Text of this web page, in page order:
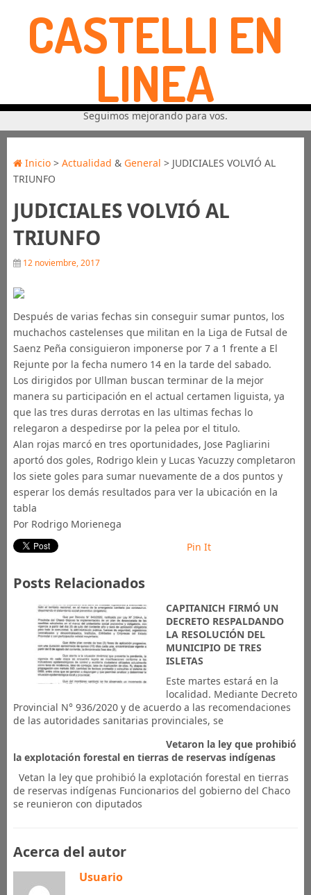
CASTELLI EN
LINEA
Seguimos mejorando para vos.
Inicio> Actualidad & General > JUDICIALES VOLVIÓ AL
TRIUNFO
JUDICIALES VOLVIÓ AL
TRIUNFO
12 noviembre, 2017
Después de varias fechas sin conseguir sumar puntos, los
muchachos castelenses que militan en la Liga de Futsal de
Saenz Peña consiguieron imponerse por 7 a 1 frente a El
Rejunte por la fecha numero 14 en la tarde del sabado.
Los dirigidos por Ullman buscan terminar de la mejor
manera su participación en el actual certamen liguista, ya
que las tres duras derrotas en las ultimas fechas lo
relegaron a despedirse por la pelea por el titulo.
Alan rojas marcó en tres oportunidades, Jose Pagliarini
aportó dos goles, Rodrigo klein y Lucas Yacuzzy completaron
los siete goles para sumar nuevamente de a dos puntos y
esperar los demás resultados para ver la ubicación en la
tabla
Por Rodrigo Morienega
Pin It
Posts Relacionados
CAPITANICH FIRMÓ UN
DECRETO RESPALDANDO
LA RESOLUCIÓN DEL
MUNICIPIO DE TRES
ISLETAS
Este martes estará en la
localidad. Mediante Decreto
Provincial N° 936/2020 y de acuerdo a las recomendaciones
de las autoridades sanitarias provinciales, se
Vetaron la ley que prohibió
la explotación forestal en tierras de reservas indígenas
Vetan la ley que prohibió la explotación forestal en tierras
de reservas indígenas Funcionarios del gobierno del Chaco
se reunieron con diputados
Acerca del autor
Usuario